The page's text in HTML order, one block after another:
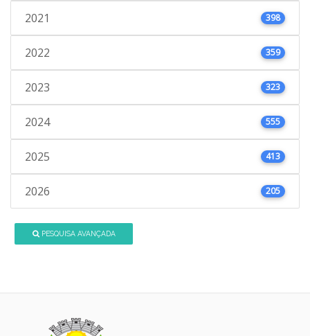
2021 398
2022 359
2023 323
2024 555
2025 413
2026 205
PESQUISA AVANÇADA